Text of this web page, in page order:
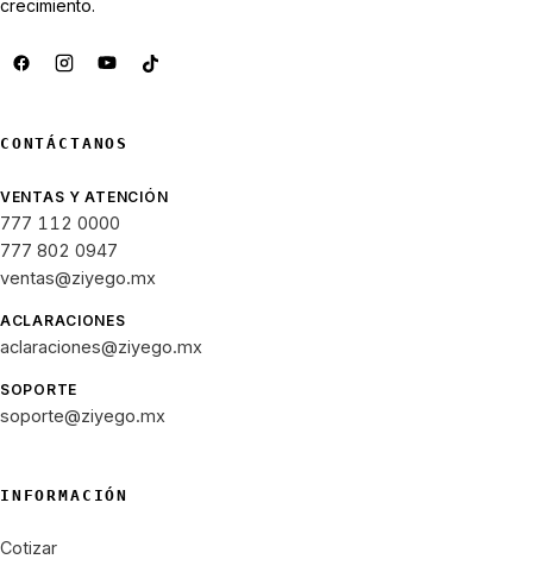
crecimiento.
CONTÁCTANOS
VENTAS Y ATENCIÓN
777 112 0000
777 802 0947
ventas@ziyego.mx
ACLARACIONES
aclaraciones@ziyego.mx
SOPORTE
soporte@ziyego.mx
INFORMACIÓN
Cotizar